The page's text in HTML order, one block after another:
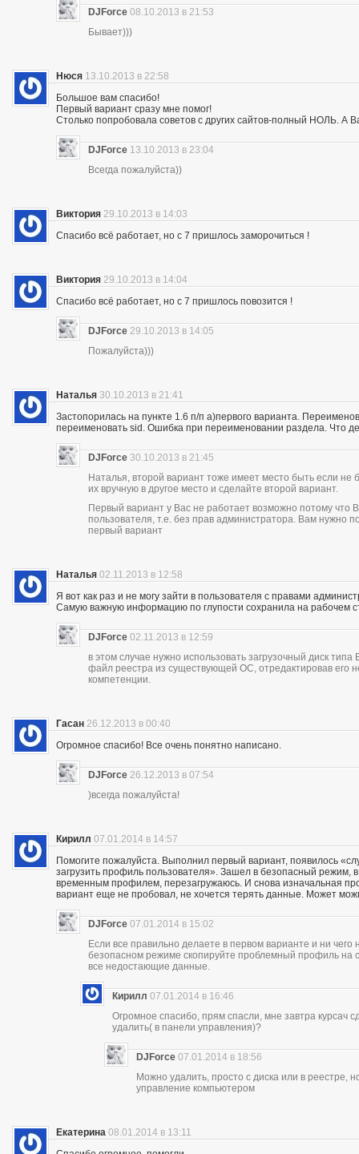
DJForce 08.10.2013 в 21:53
Бывает)))
Нюся 13.10.2013 в 22:58
Большое вам спасибо!
Первый вариант сразу мне помог!
Столько попробовала советов с других сайтов-полный НОЛЬ. А
DJForce 13.10.2013 в 23:04
Всегда пожалуйста))
Виктория 29.10.2013 в 14:03
Спасибо всё работает, но с 7 пришлось заморочиться !
Виктория 29.10.2013 в 14:04
Спасибо всё работает, но с 7 пришлось повозится !
DJForce 29.10.2013 в 14:05
Пожалуйста)))
Наталья 30.10.2013 в 21:41
Застопорилась на пункте 1.6 п/п а)первого варианта.
переименовать sid. Ошибка при переименовании раздела. Что
DJForce 30.10.2013 в 21:45
Наталья, второй вариант тоже имеет место быть если не
их вручную в другое место и сделайте второй вариант.
Первый вариант у Вас не работает возможно потому что
пользователя, т.е. без прав администратора. Вам нужно
первый вариант
Наталья 02.11.2013 в 12:58
Я вот как раз и не могу зайти в пользователя с правами
Самую важную информацию по глупости сохранила на рабочем
DJForce 02.11.2013 в 12:59
в этом случае нужно использовать загрузочный диск
файл реестра из существующей ОС, отредактировав его
компетенции.
Гасан 26.12.2013 в 00:40
Огромное спасибо! Все очень понятно написано.
DJForce 26.12.2013 в 07:54
)всегда пожалуйста!
Кирилл 07.01.2014 в 14:57
Помогите пожалуйста. Выполнил первый вариант, появилось
загрузить профиль пользователя». Зашел в безопасный режим,
временным профилем, перезагружаюсь. И снова изначальная
вариант еще не пробовал, не хочется терять данные. Может
DJForce 07.01.2014 в 15:02
Если все правильно делаете в первом варианте и ни
безопасном режиме скопируйте проблемный профиль на
все недостающие данные.
Кирилл 07.01.2014 в 16:46
Огромное спасибо, прям спасли, мне завтра курсач
удалить( в панели управления)?
DJForce 07.01.2014 в 18:56
Можно удалить, просто с диска или в реестре,
управление компьютером
Екатерина 08.01.2014 в 13:11